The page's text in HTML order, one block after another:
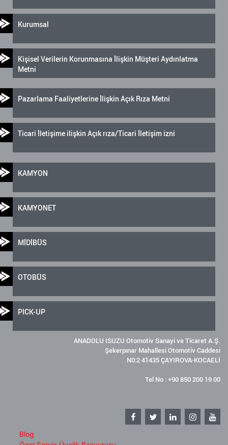
Kurumsal
Kişisel Verilerin Korunmasına İlişkin Müşteri Aydınlatma
Metni
Pazarlama Faaliyetlerine İlişkin Açık Rıza Metni
Ticari İletişime ilişkin Açık rıza/Ticari İletişim izni
KAMYON
KAMYONET
MİDİBÜS
OTOBÜS
PICK-UP
ANADOLU ISUZU Otomotiv Sanayi ve Ticaret A.Ş.
Şekerpınar Mahallesi Otomotiv Caddesi
N0:2 41435 ÇAYIROVA-KOCAELİ
Tel No : +90 850 200 19 00
Blog